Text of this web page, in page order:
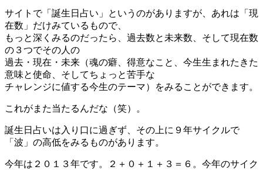
サイトで「誕生日占い」というのがありますが、あれは「現
在数」だけみているもので、
もっと深くみるのだったら、過去数と未来数、そして現在数
の３つでその人の
過去・現在・未来（魂の癖、得意なこと、今生生まれたきた
意味と使命、そしてちょっと苦手な
チャレンジに値する今生のテーマ）をみることができます。
これがまた当たるんだな（笑）。
誕生日占いは入り口に過ぎず、その上に９年サイクルで
「波」の高低をみるものがあります。
今年は２０１３年です。２＋０＋１＋３＝６。今年のサイク